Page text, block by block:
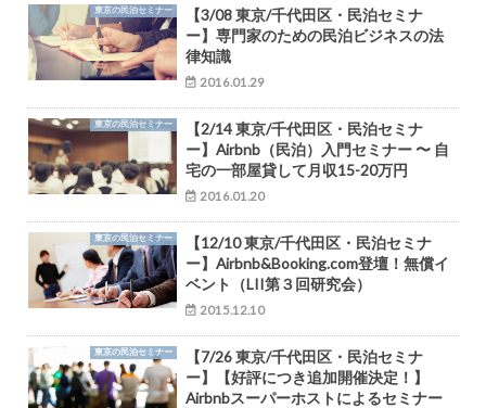
東京の民泊セミナー
【3/08 東京/千代田区・民泊セミナ
ー】専門家のための民泊ビジネスの法
律知識
2016.01.29
東京の民泊セミナー
【2/14 東京/千代田区・民泊セミナ
ー】Airbnb（民泊）入門セミナー 〜 自
宅の一部屋貸して月収15-20万円
2016.01.20
東京の民泊セミナー
【12/10 東京/千代田区・民泊セミナ
ー】Airbnb&Booking.com登壇！無償イ
ベント（LII第３回研究会）
2015.12.10
東京の民泊セミナー
【7/26 東京/千代田区・民泊セミナ
ー】【好評につき追加開催決定！】
Airbnbスーパーホストによるセミナー